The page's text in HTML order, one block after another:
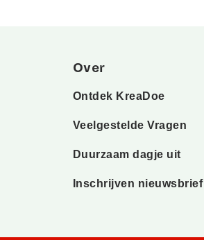
Over
Ontdek KreaDoe
Veelgestelde Vragen
Duurzaam dagje uit
Inschrijven nieuwsbrief